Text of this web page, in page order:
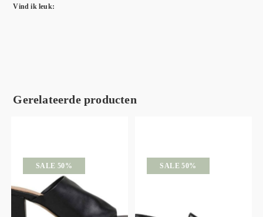
Vind ik leuk:
Gerelateerde producten
SALE 50% SALE 50%